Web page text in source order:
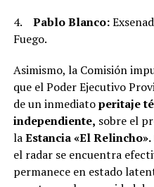
4. Pablo Blanco:
Fuego.
Asimismo, la Comisión
que el Poder Ejecutivo
de un inmediatoperitaje
independiente, sobre el
laEstancia «El Relincho».
el radar se encuentra
permanece en estado